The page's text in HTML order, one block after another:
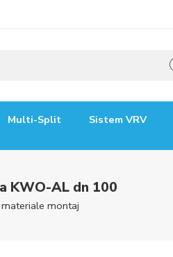
Multi-Split Sistem VRV
KWO-AL dn 100
montaj